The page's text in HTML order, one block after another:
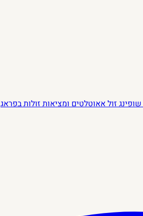
זולאאוטלטים ומציאות זולות בפראג